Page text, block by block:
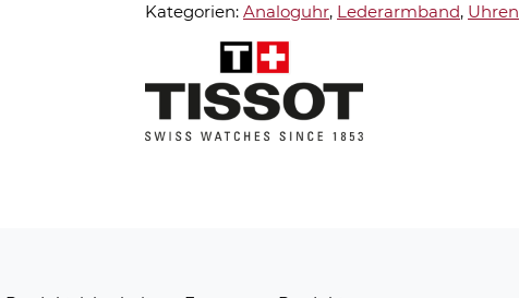
Kategorien: Analoguhr, Lederarmband, Uhren